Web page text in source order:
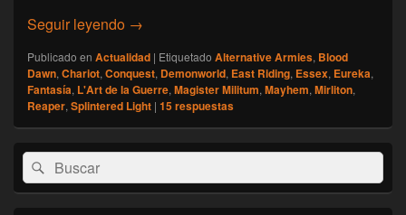
Seguir leyendo Miniaturas de fantasía de 15mm
→
Publicado en Actualidad | Etiquetado Alternative Armies, Blood
Dawn, Chariot, Conquest, Demonworld, East Riding, Essex, Eureka,
Fantasía, L'Art de la Guerre, Magister Militum, Mayhem, Mirliton,
Reaper, Splintered Light | 15respuestas
El
área
de
widget
Buscar
por:
Buscar